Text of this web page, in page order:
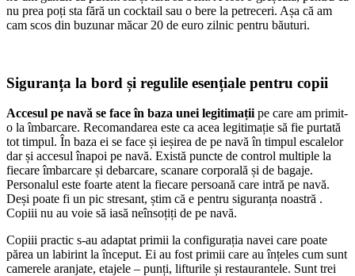
nu prea poți sta fără un cocktail sau o bere la petreceri. Așa că am
cam scos din buzunar măcar 20 de euro zilnic pentru băuturi.
Siguranța la bord și regulile esențiale pentru copii
Accesul pe navă se face în baza unei legitimațiipe care am primit-
o la îmbarcare. Recomandarea este ca acea legitimație să fie purtată
tot timpul. În baza ei se face și ieșirea de pe navă în timpul escalelor
dar și accesul înapoi pe navă. Există puncte de control multiple la
fiecare îmbarcare și debarcare, scanare corporală și de bagaje.
Personalul este foarte atent la fiecare persoană care intră pe navă.
Deși poate fi un pic stresant, știm că e pentru siguranța noastră .
Copiii nu au voie să iasă neînsoțiți de pe navă.
Copiii practic s-au adaptat primii la configurația navei care poate
părea un labirint la început. Ei au fost primii care au înțeles cum sunt
camerele aranjate, etajele – punți, lifturile și restaurantele. Sunt trei